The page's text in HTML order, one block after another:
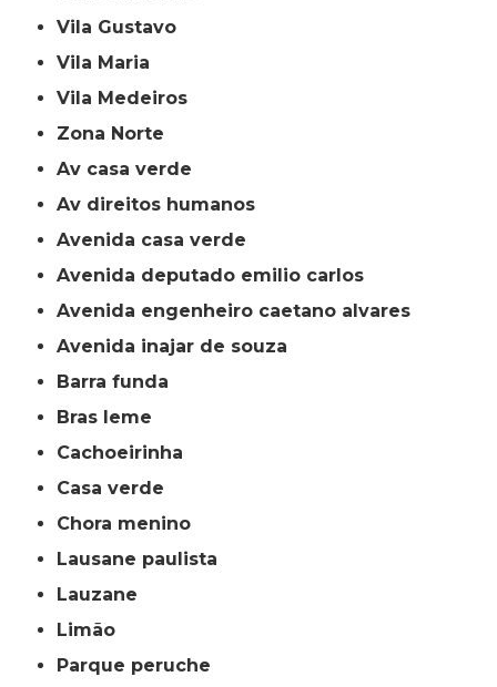
Vila Gustavo
Vila Maria
Vila Medeiros
Zona Norte
av casa verde
av direitos humanos
avenida casa verde
avenida deputado emilio carlos
avenida engenheiro caetano alvares
avenida inajar de souza
barra funda
bras leme
cachoeirinha
casa verde
chora menino
lausane paulista
lauzane
limão
parque peruche